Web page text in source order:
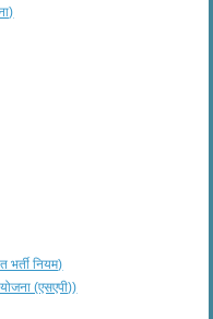
नियम)
(एसएपी))